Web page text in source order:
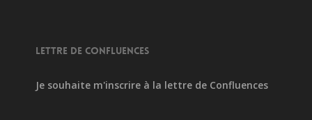
LETTRE DE CONFLUENCES
Je souhaite m'inscrire à la lettre de Confluences